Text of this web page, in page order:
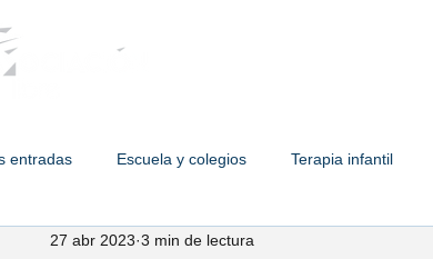
entradas Escuela y colegios Terapia infantil
de adulto Intervencion familiar
27 abr 2023 3 min de lectura